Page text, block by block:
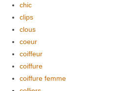
chic
clips
clous
coeur
coiffeur
coiffure
coiffure femme